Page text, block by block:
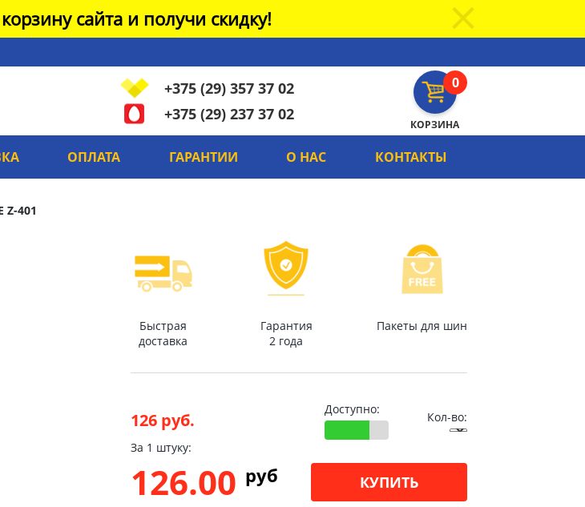
сайта и получи скидку!
0
КОРЗИНА
+375 (29) 357 37 02
+375 (29) 237 37 02
ОПЛАТА ГАРАНТИИ О НАС КОНТАКТЫ
Z-401
Быстрая
доставка
Гарантия
2 года
Пакеты для шин
126 руб.
Доступно:
Кол-во:
За 1 штуку:
126.00 pуб КУПИТЬ